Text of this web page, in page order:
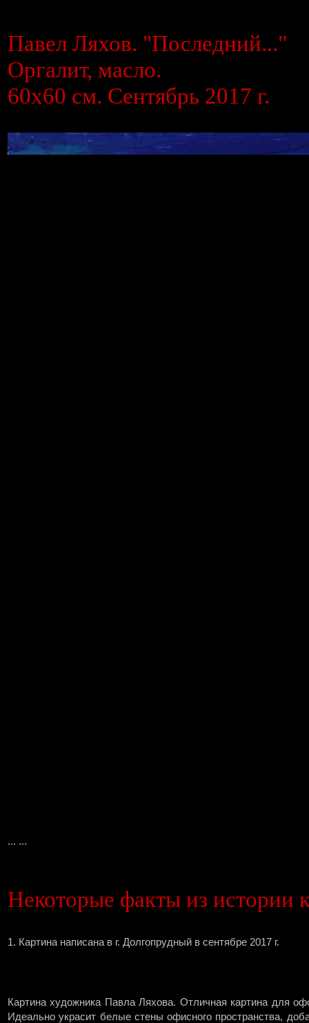
Павел Ляхов. "Последний..."
Оргалит, масло.
60х60 см. Сентябрь 2017 г.
... ...
Некоторые факты из истории
1. Картина написана в г. Долгопрудный в сентябре 2017 г.
Картина художника Павла Ляхова. Отличная картина для
Идеально украсит белые стены офисного пространства,